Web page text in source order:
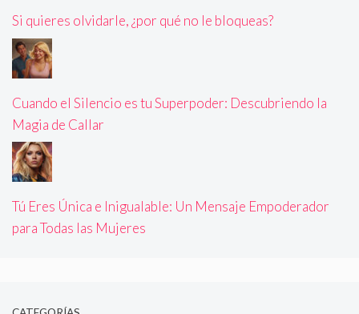
Si quieres olvidarle, ¿por qué no le bloqueas?
Cuando el Silencio es tu Superpoder: Descubriendo la
Magia de Callar
Tú Eres Única e Inigualable: Un Mensaje Empoderador
para Todas las Mujeres